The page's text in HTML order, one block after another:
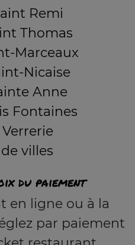
Remi
Thomas
Marceaux
Nicaise
Anne
Fontaines
villes
du paiement
en ligne ou à la
par paiement